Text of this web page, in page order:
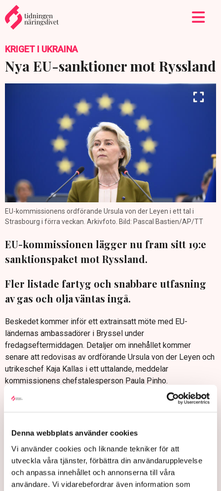
Denna webbplats använder cookies
Vi använder cookies och liknande tekniker för att
utveckla våra tjänster, förbättra din användarupplevelse
och anpassa innehållet och annonserna till våra
användare. Vi vidarebefordrar även information som
KRIGET I UKRAINA
Nya EU-sanktioner mot Ryssland
EU-kommissionens ordförande Ursula von der Leyen i ett tal i
Strasbourg i förra veckan. Arkivfoto. Bild: Pascal Bastien/AP/TT
EU-kommissionen lägger nu fram sitt 19:e
sanktionspaket mot Ryssland.
Fler listade fartyg och snabbare utfasning
av gas och olja väntas ingå.
Beskedet kommer inför ett extrainsatt möte med EU-
ländernas ambassadörer i Bryssel under
fredagseftermiddagen. Detaljer om innehållet kommer
senare att redovisas av ordförande Ursula von der Leyen och
utrikeschef Kaja Kallas i ett uttalande, meddelar
kommissionens chefstalesperson Paula Pinho.
Paketet väntas bland annat innehålla snabbare åtgärder för
Dessutom kommer fler fartyg som misstänks tillhöra den så
kallade skuggflottan att drabbas av sanktioner. EU-
kommissionen väntas även vilja slå mot fler ryska banker
samt fler företag i andra länder – inte minst i Kina – som
anses hjälpa Ryssland att kringgå tidigare sanktioner.